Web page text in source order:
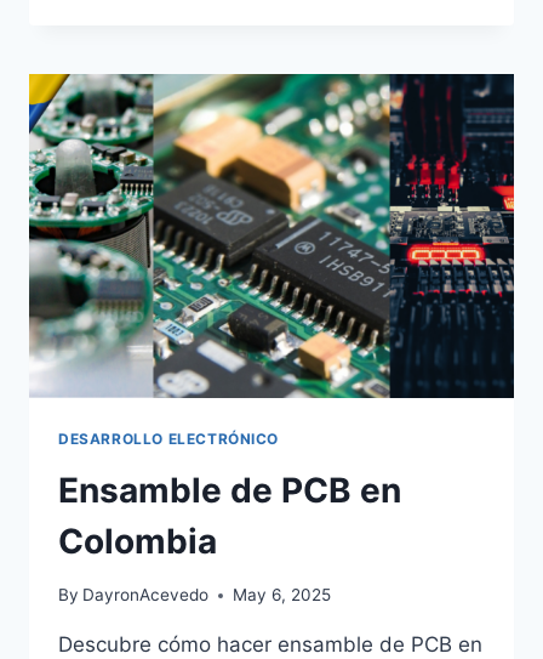
DESARROLLO ELECTRÓNICO
Ensamble de PCB en
Colombia
By DayronAcevedo May 6, 2025
Descubre cómo hacer ensamble de PCB en